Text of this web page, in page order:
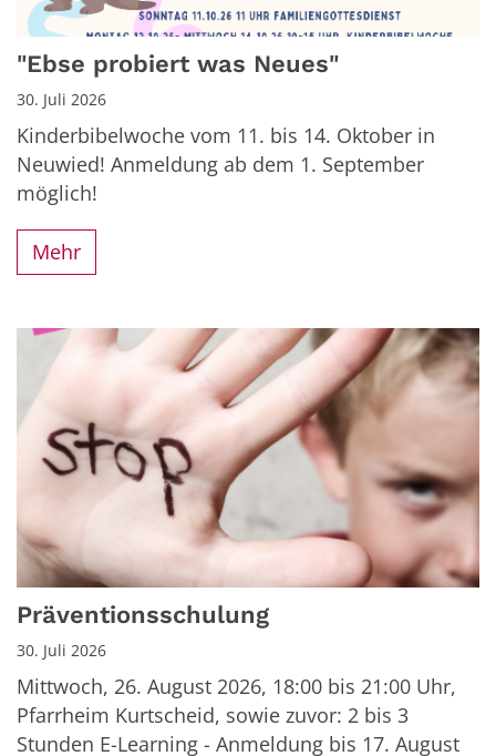
"Ebse probiert was Neues"
30. Juli 2026
Kinderbibelwoche vom 11. bis 14. Oktober in
Neuwied! Anmeldung ab dem 1. September
möglich!
Mehr
Präventionsschulung
30. Juli 2026
Mittwoch, 26. August 2026, 18:00 bis 21:00 Uhr,
Pfarrheim Kurtscheid, sowie zuvor: 2 bis 3
Stunden E-Learning - Anmeldung bis 17. August